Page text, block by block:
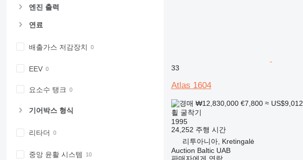
엔진 출력
연료
배출가스 저감장치
EEV
요소수 탱크
기어박스 형식
리타더
중앙 윤활 시스템
33
Atlas 1604
₩12,830,000 €7,800 ≈ US$9,012
휠 굴착기
1995
24,252 주행 시간
리투아니아, Kretingalė
Auction Baltic UAB
판매자에게 연락